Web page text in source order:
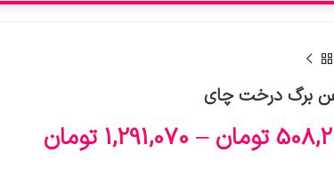
برگ درخت چای
تومان –
1,291,070 تومان